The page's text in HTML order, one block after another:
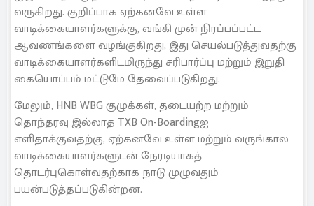
வருகிறது. குறிப்பாக ஏற்கனவே உள்ள
வாடிக்கையாளர்களுக்கு, வங்கி முன் நிரப்பப்பட்ட
ஆவணங்களை வழங்குகிறது, இது செயல்படுத்துவதற்கு
வாடிக்கையாளர்களிடமிருந்து சரிபார்ப்பு மற்றும் இறுதி
கையொப்பம் மட்டுமே தேவைப்படுகிறது.
மேலும், HNB WBG குழுக்கள், தடையற்ற மற்றும்
தொந்தரவு இல்லாத TXB On-Boardingஐ
எளிதாக்குவதற்கு, ஏற்கனவே உள்ள மற்றும் வருங்கால
வாடிக்கையாளர்களுடன் நேரடியாகத்
தொடர்புகொள்வதற்காக நாடு முழுவதும்
பயன்படுத்தப்படுகின்றன.